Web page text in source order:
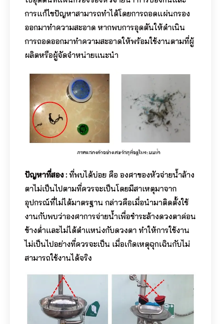
การแก้ไขปัญหาสามารถทำได้โดยการถอดแผ่นกรอง
ออกมาทำความสะอาด หากพบการอุดตันให้ดำเนิน
การถอดออกมาทำความสะอาดให้พร้อมใช้งานตามที่ผู้
ผลิตหรือผู้จัดจำหน่ายแนะนำ
ปัญหาที่สอง : ที่พบได้บ่อย คือ องศาของหัวจ่ายน้ำล้าง
ตาไม่เป็นไปตามที่ควรจะเป็นโดยมีสาเหตุมาจาก
อุปกรณ์ที่ไม่ได้มาตรฐาน กล่าวคือเมื่อนำมาติดตั้งใช้
งานกับพบว่าองศาการจ่ายน้ำเพื่อชำระล้างดวงตาค่อน
ข้างต่ำและไม่ได้ตำแหน่งกับดวงตา ทำให้การใช้งาน
ไม่เป็นไปอย่างที่ควรจะเป็น เมื่อเกิดเหตุฉุกเฉินกับไม่
สามารถใช้งานได้จริง